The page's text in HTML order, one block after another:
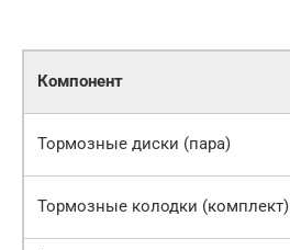
Компонент
Тормозные диски (пара)
Тормозные колодки (комплект)